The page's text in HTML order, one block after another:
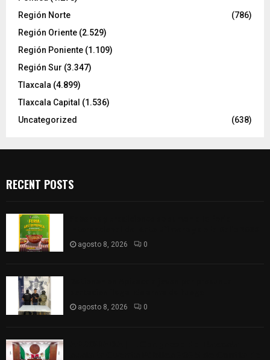
Región Norte
(786)
Región Oriente (2.529)
Región Poniente (1.109)
Región Sur (3.347)
Tlaxcala (4.899)
Tlaxcala Capital (1.536)
Uncategorized
(638)
RECENT POSTS
agosto 8, 2026 0
agosto 8, 2026 0